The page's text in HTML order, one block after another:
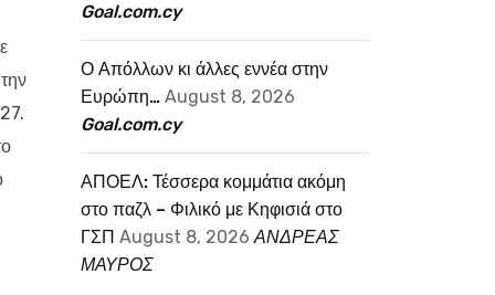
Goal.com.cy
Ο Απόλλων κι άλλες εννέα στην
Ευρώπη… August 8, 2026
Goal.com.cy
ΑΠΟΕΛ: Τέσσερα κομμάτια ακόμη
στο παζλ – Φιλικό με Κηφισιά στο
ΓΣΠ August 8, 2026 ΑΝΔΡΕΑΣ
ΜΑΥΡΟΣ